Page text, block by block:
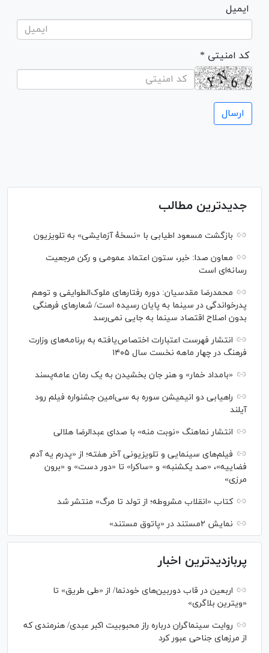
ایمیل
* کد امنیتی
جدیدترین مطالب
بازگشت مسعود اطیابی با «نسخهٔ آزمایشی» به تلویزیون
معاون صدا: خبر، ستون اعتماد عمومی و رکن مرجعیت
رسانه‌ای است
محمدرضا مقدسیان: دوره رفتارهای ملوک‌الطوایفی و توهم
پدرخواندگی در سینما به پایان رسیده است/ شعارهای فرهنگی
بدون اصلاح اقتصاد سینما به جایی نمی‌رسد
انتشار فهرست اعتبارات اختصاص‌یافته به برنامه‌های وزارت
فرهنگ در چهار ماهه نخست سال ۱۴۰۵
«بامداد خمار» و هنر جان بخشیدن به یک رمان عامه‌پسند
راهیابی دو انیمیشن سوره به سی‌امین جشنواره فیلم رود
آیلند
انتشار نماهنگ «نوبت منه» با صدای عبدالرضا هلالی
فیلم‌های سینمایی و تلویزیونی آخر هفته؛ از «پدرم یه آدم
فضاییه»، «صد یکشنبه» و «ساکرا» تا «دور دست» و «برون
مرزی»
کتاب «انقلاب مشروطه؛ از تولد تا مرگ» منتشر شد
نمایش ۲مستند در «پاتوق مستند»
پربازدیدترین اخبار
اربعین در قاب دوربین‌های خودنما/ از «طی طریق» تا
«ویترین بلاگری»
روایت سینماگران درباره راز محبوبیت اکبر عبدی/ هنرمندی که
از مرزهای جناحی عبور کرد